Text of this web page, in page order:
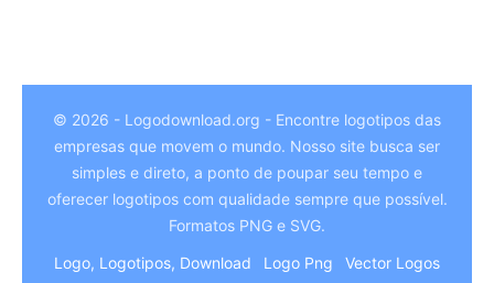
© 2026 - Logodownload.org - Encontre logotipos das
empresas que movem o mundo. Nosso site busca ser
simples e direto, a ponto de poupar seu tempo e
oferecer logotipos com qualidade sempre que possível.
Formatos PNG e SVG.
Logo, Logotipos, Download
Logo Png
Vector Logos
Italian
Hindi
German